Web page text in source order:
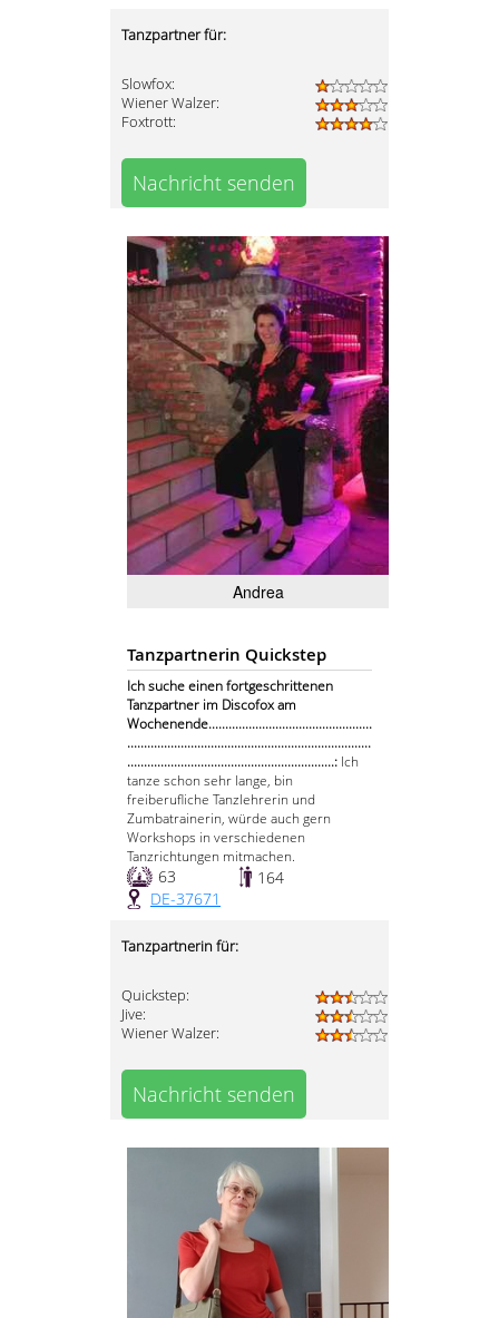
Tanzpartner für:
Slowfox:
Wiener Walzer:
Foxtrott:
Nachricht senden
Andrea
Tanzpartnerin Quickstep
Ich suche einen fortgeschrittenen
Tanzpartner im Discofox am
Wochenende.................................................
.........................................................................
..............................................................: Ich
tanze schon sehr lange, bin
freiberufliche Tanzlehrerin und
Zumbatrainerin, würde auch gern
Workshops in verschiedenen
Tanzrichtungen mitmachen.
63
164
DE-37671
Tanzpartnerin für:
Quickstep:
Jive:
Wiener Walzer:
Nachricht senden